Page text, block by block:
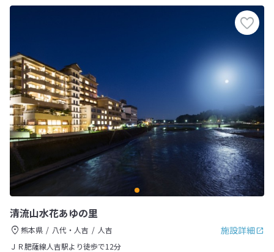
清流山水花あゆの里
施設詳細
熊本県 八代・人吉
人吉
ＪＲ肥薩線人吉駅より徒歩で12分